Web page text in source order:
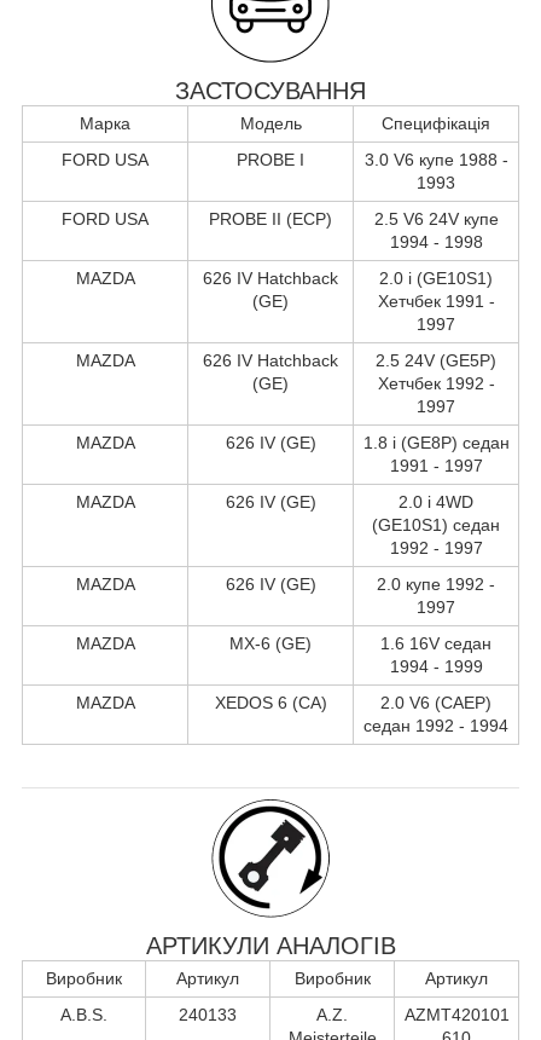
ЗАСТОСУВАННЯ
Марка Модель
Специфікація
FORD USA
PROBE I
3.0 V6 купе 1988 -
1993
FORD USA
PROBE II (ECP)
2.5 V6 24V купе
1994 - 1998
MAZDA
626 IV Hatchback
(GE)
2.0 i (GE10S1)
Хетчбек 1991 -
1997
MAZDA
626 IV Hatchback
(GE)
2.5 24V (GE5P)
Хетчбек 1992 -
1997
MAZDA
626 IV (GE)
1.8 i (GE8P) седан
1991 - 1997
MAZDA
626 IV (GE)
2.0 i 4WD
(GE10S1) седан
1992 - 1997
MAZDA
626 IV (GE)
2.0 купе 1992 -
1997
MAZDA
MX-6 (GE)
1.6 16V седан
1994 - 1999
MAZDA
XEDOS 6 (CA)
2.0 V6 (CAEP)
седан 1992 - 1994
АРТИКУЛИ АНАЛОГІВ
Виробник Артикул Виробник
Артикул
A.B.S.
240133
A.Z.
AZMT420101